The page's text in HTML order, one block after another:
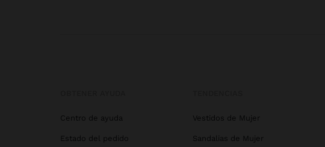
Centro de ayuda
Estado del pedido
Vestidos de Mujer
Sandalias de Mujer